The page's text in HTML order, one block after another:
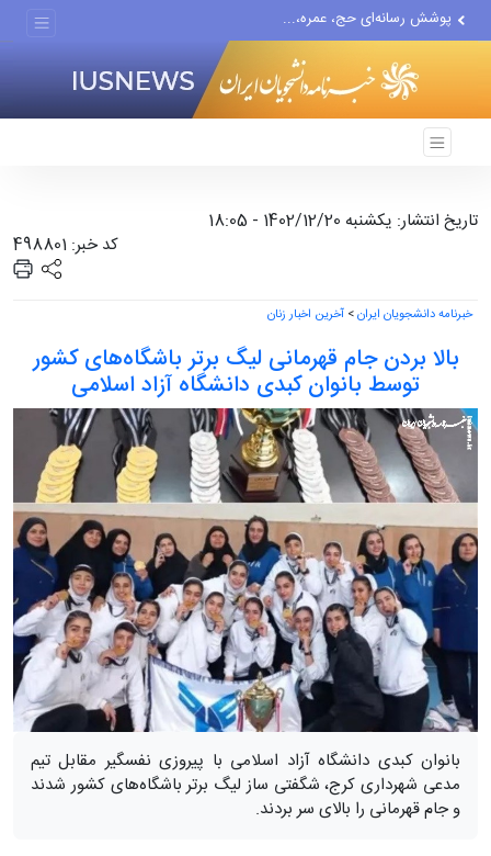
هیچ واحد تولیدی در تهران...
گزارش رسانه آمریکایی از...
تاریخ انتشار: یکشنبه 1402/12/20 - 18:05
کد خبر: 498801
خبرنامه دانشجویان ایران> آخرین اخبار زنان
بالا بردن جام قهرمانی لیگ برتر باشگاه‌های کشور
توسط بانوان کبدی دانشگاه آزاد اسلامی
بانوان کبدی دانشگاه آزاد اسلامی با پیروزی نفسگیر مقابل تیم
مدعی شهرداری کرج، شگفتی ساز لیگ برتر باشگاه‌های کشور شدند
و جام قهرمانی را بالای سر بردند.